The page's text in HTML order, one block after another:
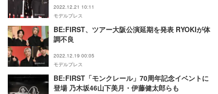
2022.12.21 10:11
モデルプレス
BE:FIRST、ツアー大阪公演延期を発表 RYOKIが体
調不良
2022.12.19 00:05
モデルプレス
BE:FIRST「モンクレール」70周年記念イベントに
登場 乃木坂46山下美月・伊藤健太郎らも